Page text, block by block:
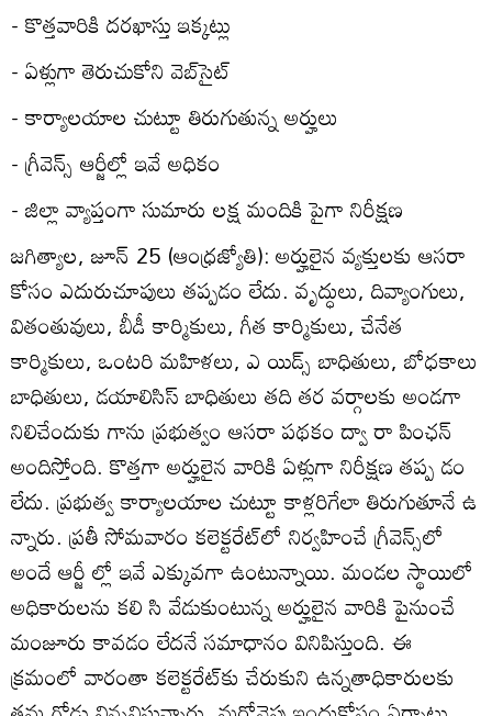
- కొత్తవారికి దరఖాస్తు ఇక్కట్లు
- ఏళ్లుగా తెరుచుకోని వెబ్‌సైట్‌
- కార్యాలయాల చుట్టూ తిరుగుతున్న అర్హులు
- గ్రీవెన్స్‌ ఆర్జీల్లో ఇవే అధికం
- జిల్లా వ్యాప్తంగా సుమారు లక్ష మందికి పైగా నిరీక్షణ
జగిత్యాల, జూన్‌ 25 (ఆంధ్రజ్యోతి): అర్హులైన వ్యక్తులకు ఆసరా
కోసం ఎదురుచూపులు తప్పడం లేదు. వృద్ధులు, దివ్యాంగులు,
వితంతువులు, బీడీ కార్మికులు, గీత కార్మికులు, చేనేత
కార్మికులు, ఒంటరి మహిళలు, ఎ యిడ్స్‌ బాధితులు, బోధకాలు
బాధితులు, డయాలిసిస్‌ బాధితులు తది తర వర్గాలకు అండగా
నిలిచేందుకు గాను ప్రభుత్వం ఆసరా పథకం ద్వా రా పింఛన్‌
అందిస్తోంది. కొత్తగా అర్హులైన వారికి ఏళ్లుగా నిరీక్షణ తప్ప డం
లేదు. ప్రభుత్వ కార్యాలయాల చుట్టూ కాళ్లరిగేలా తిరుగుతూనే ఉ
న్నారు. ప్రతీ సోమవారం కలెక్టరేట్‌లో నిర్వహించే గ్రీవెన్స్‌లో
అందే ఆర్జీ ల్లో ఇవే ఎక్కువగా ఉంటున్నాయి. మండల స్థాయిలో
అధికారులను కలి సి వేడుకుంటున్న అర్హులైన వారికి పైనుంచే
మంజూరు కావడం లేదనే సమాధానం వినిపిస్తుంది. ఈ
క్రమంలో వారంతా కలెక్టరేట్‌కు చేరుకుని ఉన్నతాధికారులకు